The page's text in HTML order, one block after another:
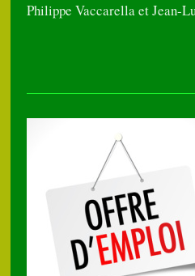
Philippe Vaccarella et Jean-